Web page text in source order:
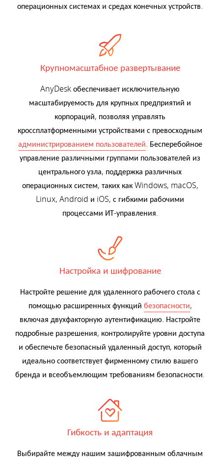
операционных системах и средах конечных устройств.
Крупномасштабное развертывание
AnyDesk обеспечивает исключительную
масштабируемость для крупных предприятий и
корпораций, позволяя управлять
кроссплатформенными устройствами с превосходным
администрированием пользователей. Бесперебойное
управление различными группами пользователей из
центрального узла, поддержка различных
операционных систем, таких как Windows, macOS,
Linux, Android и iOS, с гибкими рабочими
процессами ИТ-управления.
Настройка и шифрование
Настройте решение для удаленного рабочего стола с
помощью расширенных функций безопасности,
включая двухфакторную аутентификацию. Настройте
подробные разрешения, контролируйте уровни доступа
и обеспечьте безопасный удаленный доступ, который
идеально соответствует фирменному стилю вашего
бренда и всеобъемлющим требованиям безопасности.
Гибкость и адаптация
Выбирайте между нашим зашифрованным облачным